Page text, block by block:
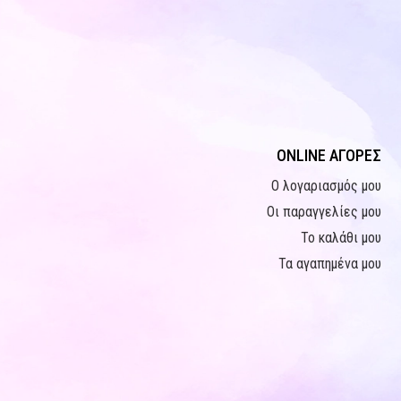
ONLINE ΑΓΟΡΕΣ
Ο λογαριασμός μου
Οι παραγγελίες μου
Το καλάθι μου
Τα αγαπημένα μου